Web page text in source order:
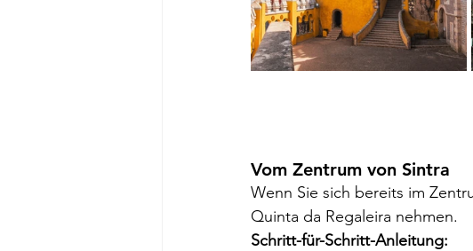
Vom Zentrum von Sintra
Wenn Sie sich bereits im
Quinta da Regaleira nehmen.
Schritt-für-Schritt-Anleitung: